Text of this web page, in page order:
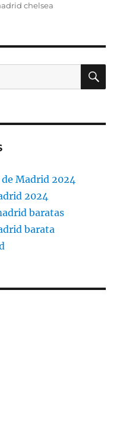
chelsea
Madrid 2024
2024
baratas
barata